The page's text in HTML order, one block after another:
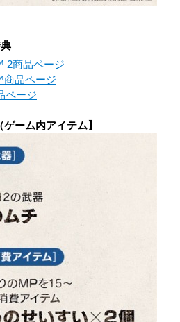
2商品ページ
品ページ
ページ
ーム内アイテム】